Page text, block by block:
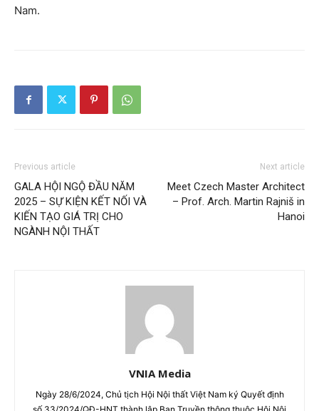
Nam.
Previous article
GALA HỘI NGỘ ĐẦU NĂM
2025 – SỰ KIỆN KẾT NỐI VÀ
KIẾN TẠO GIÁ TRỊ CHO
NGÀNH NỘI THẤT
Next article
Meet Czech Master Architect
– Prof. Arch. Martin Rajniš in
Hanoi
VNIA Media
Ngày 28/6/2024, Chủ tịch Hội Nội thất Việt Nam ký Quyết định